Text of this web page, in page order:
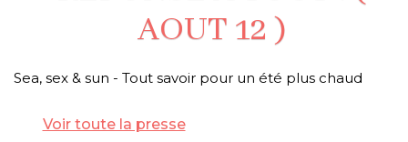
AOUT 12 )
Sea, sex & sun - Tout savoir pour un été plus chaud
Voir toute la presse